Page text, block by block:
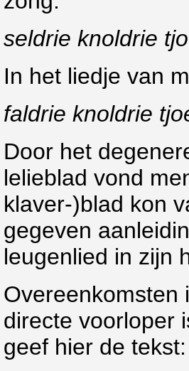
seldrie knoldrie
In het liedje van
faldrie knoldrie
Door het
lelieblad vond
klaver-)blad kon
gegeven
leugenlied in zijn
directe voorloper
geef hier de tekst: